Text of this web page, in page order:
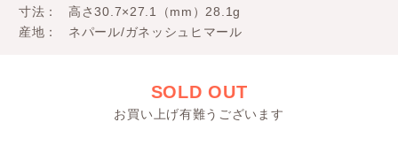
寸法
高さ30.7×27.1（mm）28.1g
産地
ネパール/ガネッシュヒマール
SOLD OUT
お買い上げ有難うございます